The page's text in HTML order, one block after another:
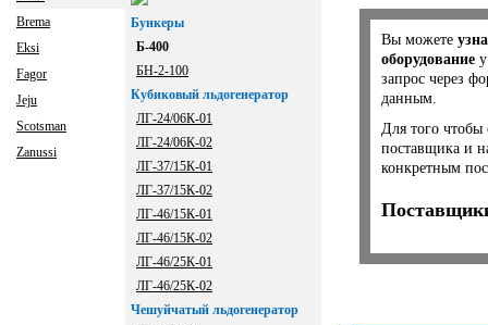
Brema
Eksi
Fagor
Jeju
Scotsman
Zanussi
Бункеры
Б-400
БН-2-100
Кубиковый льдогенератор
ЛГ-24/06К-01
ЛГ-24/06К-02
ЛГ-37/15К-01
ЛГ-37/15К-02
ЛГ-46/15К-01
ЛГ-46/15К-02
ЛГ-46/25К-01
ЛГ-46/25К-02
Чешуйчатый льдогенератор
Вы можете
оборудование
запрос через
данным.
Для того чтобы
поставщика и
конкретным